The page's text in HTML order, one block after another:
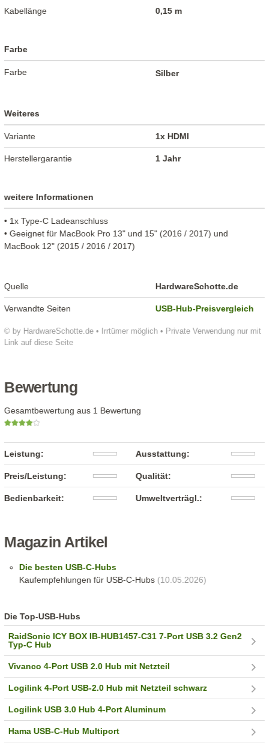
© by HardwareSchotte.de • Irrtümer möglich • Private Verwendung nur mit
Link auf diese Seite
Kabellänge 0,15 m
Farbe
Farbe Silber
Weiteres
Variante 1x HDMI
Herstellergarantie 1 Jahr
weitere Informationen
• 1x Type-C Ladeanschluss
• Geeignet für MacBook Pro 13" und 15" (2016 / 2017) und
MacBook 12" (2015 / 2016 / 2017)
Quelle HardwareSchotte.de
Verwandte Seiten USB-Hub-Preisvergleich
Bewertung
Gesamtbewertung aus 1 Bewertung
Leistung: Ausstattung:
Preis/Leistung: Qualität:
Bedienbarkeit: Umweltverträgl.:
Magazin Artikel
Die besten USB-C-Hubs
Kaufempfehlungen für USB-C-Hubs(10.05.2026)
Die Top-USB-Hubs
RaidSonic ICY BOX IB-HUB1457-C31 7-Port USB 3.2 Gen2
Typ-C Hub
Vivanco 4-Port USB 2.0 Hub mit Netzteil
Logilink 4-Port USB-2.0 Hub mit Netzteil schwarz
Logilink USB 3.0 Hub 4-Port Aluminum
Hama USB-C-Hub Multiport